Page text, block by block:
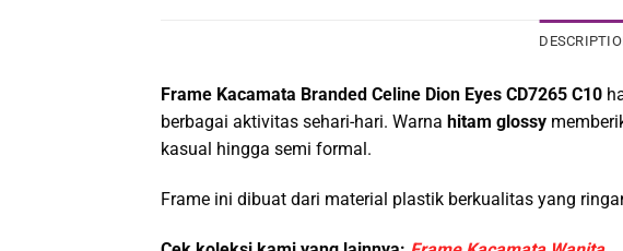
Frame Kacamata Branded Celine Dion Eyes CD7265 C10
berbagai aktivitas sehari-hari. Warna hitam glossy
kasual hingga semi formal.
Frame ini dibuat dari material plastik berkualitas yang